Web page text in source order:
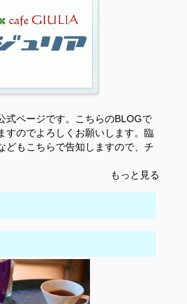
式ページです。こちらのBLOGで
すのでよろしくお願いします。臨
どもこちらで告知しますので、チ
もっと見る